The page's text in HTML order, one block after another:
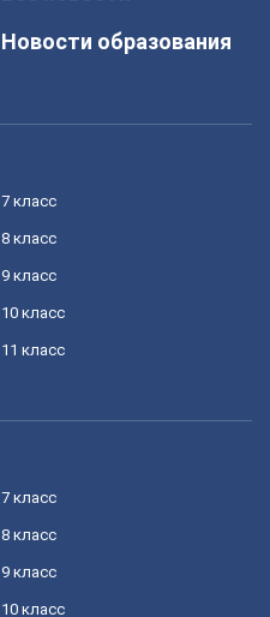
Новости образования
7 класс
8 класс
9 класс
10 класс
11 класс
7 класс
8 класс
9 класс
10 класс